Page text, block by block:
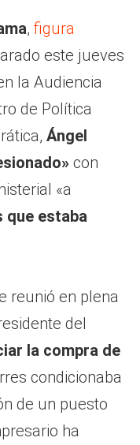
, figura
este jueves
la Audiencia
de Política
Ángel
con
«a
que estaba
reunió en plena
del
la compra de
condicionaba
de un puesto
ha